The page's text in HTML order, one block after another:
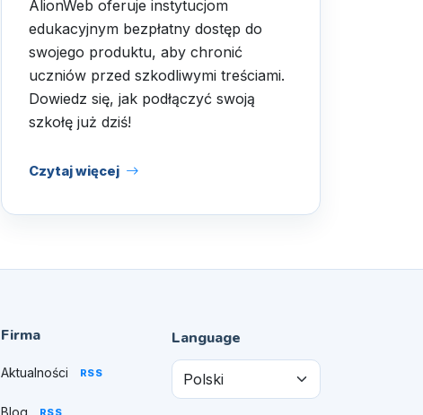
AlionWeb oferuje instytucjom
edukacyjnym bezpłatny dostęp do
swojego produktu, aby chronić
uczniów przed szkodliwymi treściami.
Dowiedz się, jak podłączyć swoją
szkołę już dziś!
Czytaj więcej
Firma
Aktualności RSS
Blog RSS
Language